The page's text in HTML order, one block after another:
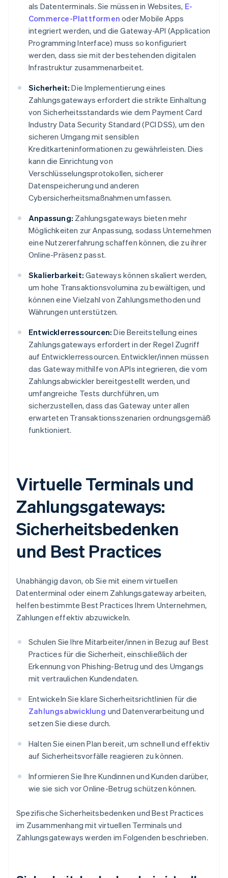
als Datenterminals. Sie müssen in Websites, E-
Commerce-Plattformen oder Mobile Apps
integriert werden, und die Gateway-API (Application
Programming Interface) muss so konfiguriert
werden, dass sie mit der bestehenden digitalen
Infrastruktur zusammenarbeitet.
Sicherheit: Die Implementierung eines
Zahlungsgateways erfordert die strikte Einhaltung
von Sicherheitsstandards wie dem Payment Card
Industry Data Security Standard (PCI DSS), um den
sicheren Umgang mit sensiblen
Kreditkarteninformationen zu gewährleisten. Dies
kann die Einrichtung von
Verschlüsselungsprotokollen, sicherer
Datenspeicherung und anderen
Cybersicherheitsmaßnahmen umfassen.
Anpassung: Zahlungsgateways bieten mehr
Möglichkeiten zur Anpassung, sodass Unternehmen
eine Nutzererfahrung schaffen können, die zu ihrer
Online-Präsenz passt.
Skalierbarkeit: Gateways können skaliert werden,
um hohe Transaktionsvolumina zu bewältigen, und
können eine Vielzahl von Zahlungsmethoden und
Währungen unterstützen.
Entwicklerressourcen: Die Bereitstellung eines
Zahlungsgateways erfordert in der Regel Zugriff
auf Entwicklerressourcen. Entwickler/innen müssen
das Gateway mithilfe von APIs integrieren, die vom
Zahlungsabwickler bereitgestellt werden, und
umfangreiche Tests durchführen, um
sicherzustellen, dass das Gateway unter allen
erwarteten Transaktionsszenarien ordnungsgemäß
funktioniert.
Virtuelle Terminals und
Zahlungsgateways:
Sicherheitsbedenken
und Best Practices
Unabhängig davon, ob Sie mit einem virtuellen
Datenterminal oder einem Zahlungsgateway arbeiten,
helfen bestimmte Best Practices Ihrem Unternehmen,
Zahlungen effektiv abzuwickeln.
Schulen Sie Ihre Mitarbeiter/innen in Bezug auf Best
Practices für die Sicherheit, einschließlich der
Erkennung von Phishing-Betrug und des Umgangs
mit vertraulichen Kundendaten.
Entwickeln Sie klare Sicherheitsrichtlinien für die
Zahlungsabwicklung und Datenverarbeitung und
setzen Sie diese durch.
Halten Sie einen Plan bereit, um schnell und effektiv
auf Sicherheitsvorfälle reagieren zu können.
Informieren Sie Ihre Kundinnen und Kunden darüber,
wie sie sich vor Online-Betrug schützen können.
Spezifische Sicherheitsbedenken und Best Practices
im Zusammenhang mit virtuellen Terminals und
Zahlungsgateways werden im Folgenden beschrieben.